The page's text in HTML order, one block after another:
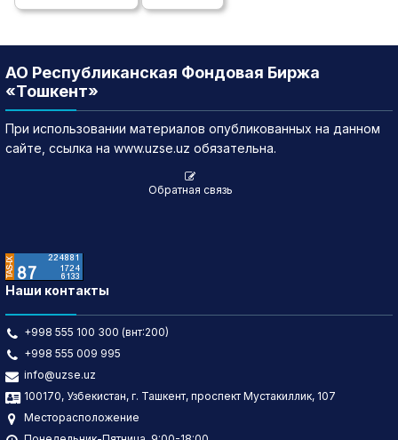
АО Республиканская Фондовая Биржа
«Тошкент»
При использовании материалов опубликованных на данном
сайте, ссылка на www.uzse.uz обязательна.
Обратная связь
Наши контакты
+998 555 100 300 (внт:200)
+998 555 009 995
info@uzse.uz
100170, Узбекистан, г. Ташкент, проспект Мустакиллик, 107
Месторасположение